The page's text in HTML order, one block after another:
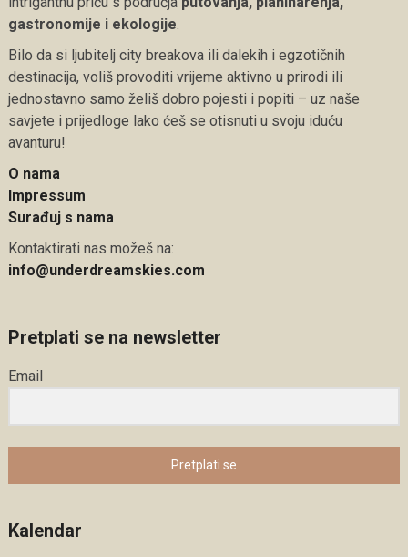
gastronomije i ekologije.
Bilo da si ljubitelj city breakova ili dalekih i egzotičnih
destinacija, voliš provoditi vrijeme aktivno u prirodi ili
jednostavno samo želiš dobro pojesti i popiti – uz naše
savjete i prijedloge lako ćeš se otisnuti u svoju iduću
avanturu!
O nama
Impressum
Surađuj s nama
Kontaktirati nas možeš na:
info@underdreamskies.com
Pretplati se na newsletter
Email
Pretplati se
Kalendar